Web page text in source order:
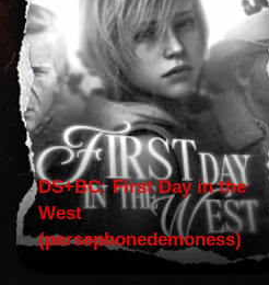
DS+BC: First Day in the
West
(persephonedemoness)